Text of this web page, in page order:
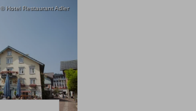
© Hotel Restaurant Adler